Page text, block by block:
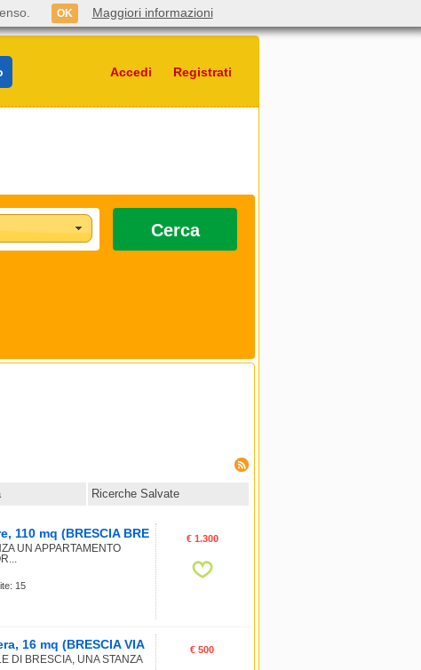
Accedi Registrati
Cerca
Ricerche Salvate
110 mq (BRESCIA BRE
UN APPARTAMENTO
15
€ 1.300
16 mq (BRESCIA VIA
DI BRESCIA, UNA STANZA
€ 500
OK Maggiori informazioni